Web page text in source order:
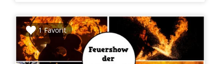
1 Favorit